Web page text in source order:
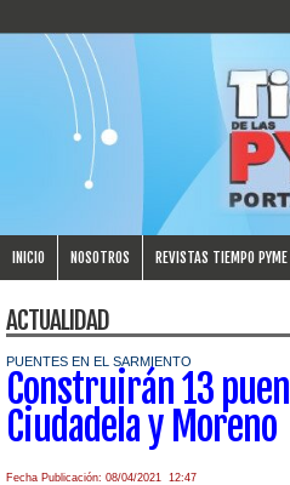
INICIO NOSOTROS REVISTAS TIEMPO PYME
ACTUALIDAD
PUENTES EN EL SARMIENTO
Construirán 13
Ciudadela y Moreno
Fecha Publicación: 08/04/2021 12:47